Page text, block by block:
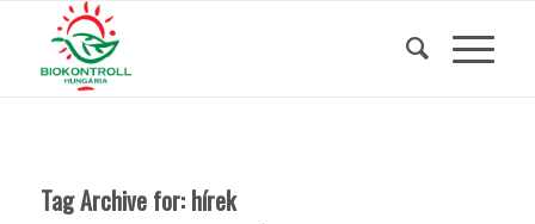
Tag Archive for: hírek